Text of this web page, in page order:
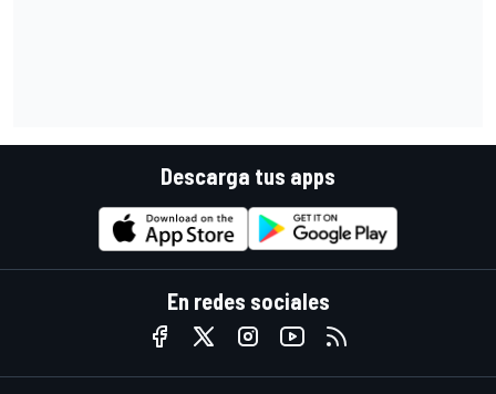
Descarga tus apps
En redes sociales